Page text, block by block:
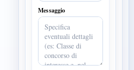
Messaggio